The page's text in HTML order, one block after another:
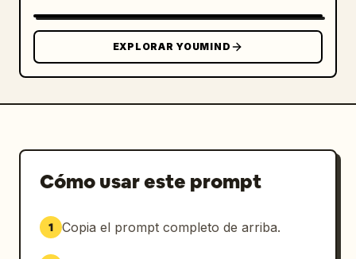
pastel neutros – Textura de tarjeta laminada
de policarbonato con reflejos realistas –
Lenguaje visual gubernamental limpio. La
texturas grabadas y los detalles de impresión
producto profesional, realismo documental,
gubernamental altamente realista.
EXPLORAR YOUMIND
Cómo usar este prompt
1 Copia el prompt completo de arriba.